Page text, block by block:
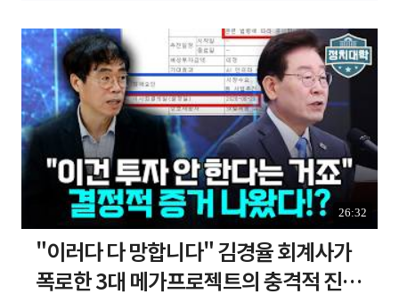
26:32
"이러다 다 망합니다" 김경율 회계사가
폭로한 3대 메가프로젝트의 충격적 진실